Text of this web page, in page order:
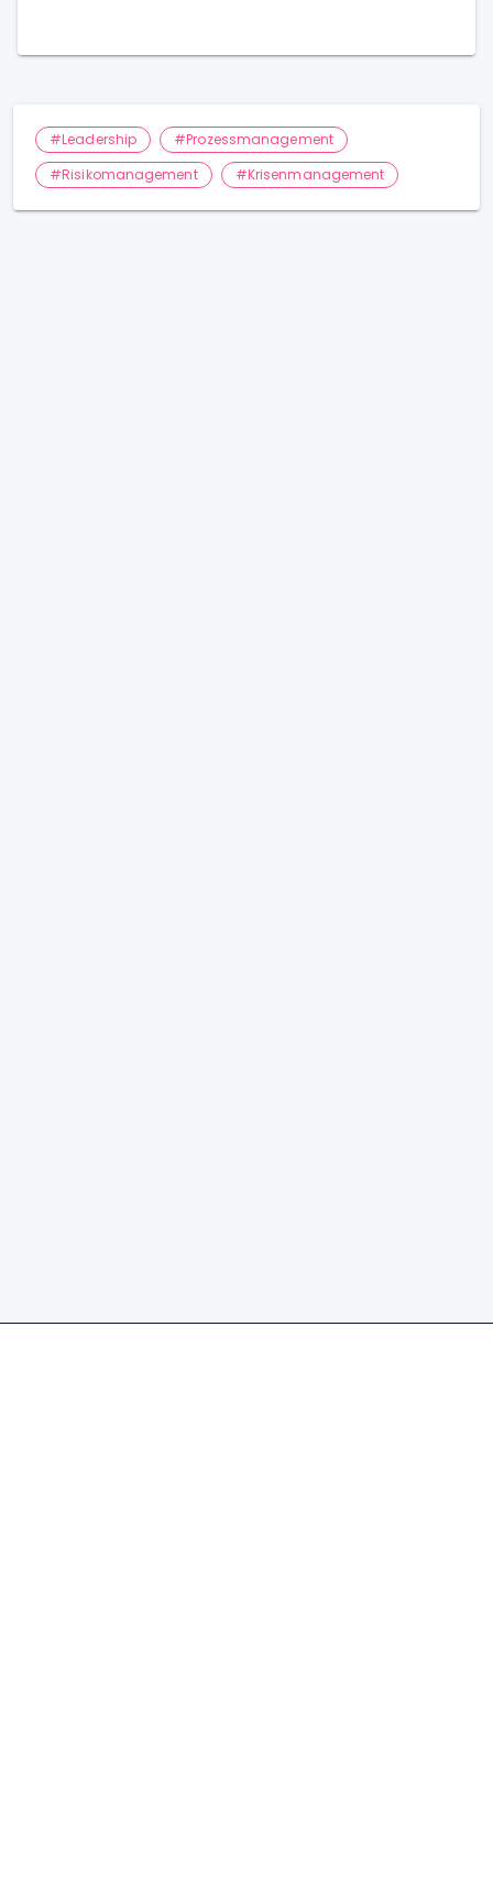
#Leadership
#Prozessmanagement
#Risikomanagement
#Krisenmanagement